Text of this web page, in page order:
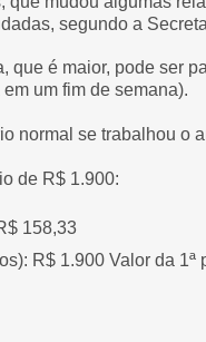
segundo a
que é maior, pode ser
um fim de semana).
normal se trabalhou o
de R$ 1.900:
158,33
R$ 1.900 Valor da 1ª